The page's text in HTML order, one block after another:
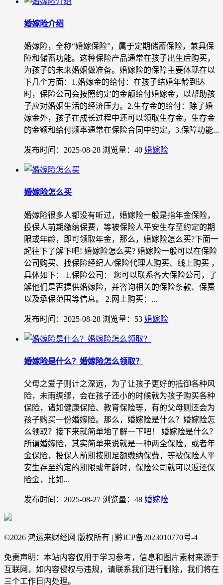
婚嫁险介绍
婚嫁险，全称“婚嫁保险”，属于定期储蓄保险，兼具保
障和储蓄功能。这种保险产品通常在孩子出生后购买，
为孩子的未来婚姻做准备。婚嫁险的保障主要体现在以
下几个方面：1.婚嫁金的给付：在孩子结婚年龄到达
时，保险公司会按照约定的金额给付婚嫁金，以帮助孩
子应对婚姻生活的经济压力。2.生存金的给付：除了婚
嫁金外，孩子在成长过程中还可以领取生存金。生存金
的金额和给付频率通常在保险合同中约定。3.保障功能...
发布时间：2025-08-28 浏览量：40 婚嫁险
婚嫁险怎么买
婚嫁险很多人都没有听过，婚嫁险一般是指年金保险，
投保人前期缴纳保费，等被保险人平安生存至约定的期
限或年龄，即可领取年金，那么，婚嫁险怎么买?下面一
起往下了解下吧! 婚嫁险怎么买? 婚嫁险一般可以在保险
公司购买、找保险经纪人/保险代理人购买、线上购买 ，
具体如下： 1.保险公司： 您可以联系各大保险公司，了
解他们是否提供婚嫁险，并咨询相关的保险条款、保费
以及承保范围等信息。 2.网上购买：...
发布时间：2025-08-28 浏览量：53 婚嫁险
婚嫁险是什么？婚嫁险怎么领取？
父母之爱子则计之深远，为了让孩子更好的抵御各种风
险，未雨绸缪，会在孩子还小的时候就为孩子购买各种
保险，诸如健康保险、教育保险等，有的父母则还会为
孩子购买一份婚嫁险。那么，婚嫁险是什么？婚嫁险怎
么领取？接下来就简单地了解一下吧！ 婚嫁险是什么？
所谓婚嫁险，其实简单来说就是一种两全保险，或者年
金保险，投保人前期按期足额缴纳保费，等被保险人平
安生存至约定的期限或年龄时，保险公司就可以返还保
险金，比如...
发布时间：2025-08-27 浏览量：48 婚嫁险
©2026 鸿运来财经网 版权所有 | 黔ICP备2023010770号-4
免责声明：本站内容仅用于学习参考，信息和图片素材来源于
互联网，如内容侵权与违规，请联系我们进行删除，我们将在
三个工作日内处理。